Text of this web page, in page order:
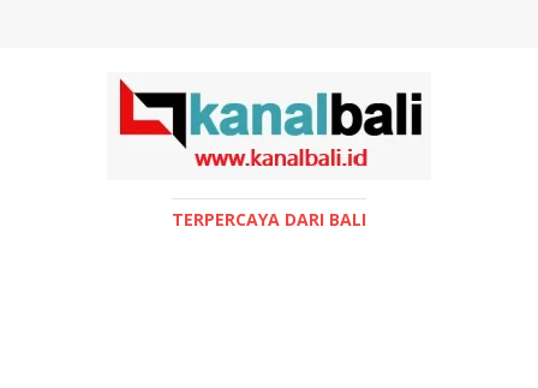
TERPERCAYA DARI BALI